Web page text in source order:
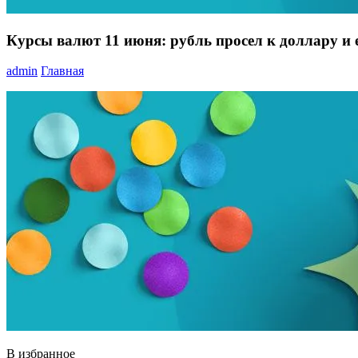
Курсы валют 11 июня: рубль просел к доллару и
admin Главная
В избранное